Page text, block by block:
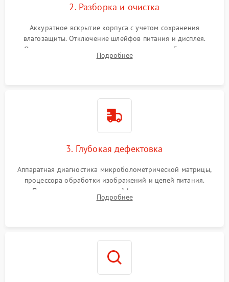
2. Разборка и очистка
Аккуратное вскрытие корпуса с учетом сохранения
влагозащиты. Отключение шлейфов питания и дисплея.
Очистка внутренних плат от окислов и пыли. Бережная
обработка германиевого объектива специализированными
Подробнее
3. Глубокая дефектовка
Аппаратная диагностика микроболометрической матрицы,
процессора обработки изображений и цепей питания.
Проверка целостности шлейфов, модуля памяти и
интерфейсов связи. Выявление сгоревших SMD-компонентов
Подробнее